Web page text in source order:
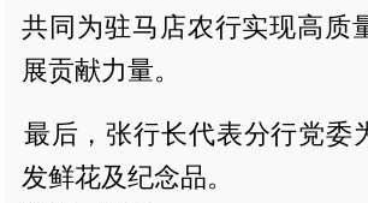
共同为驻马店农行实现高质
展贡献力量。
最后，张行长代表分行党委
发鲜花及纪念品。